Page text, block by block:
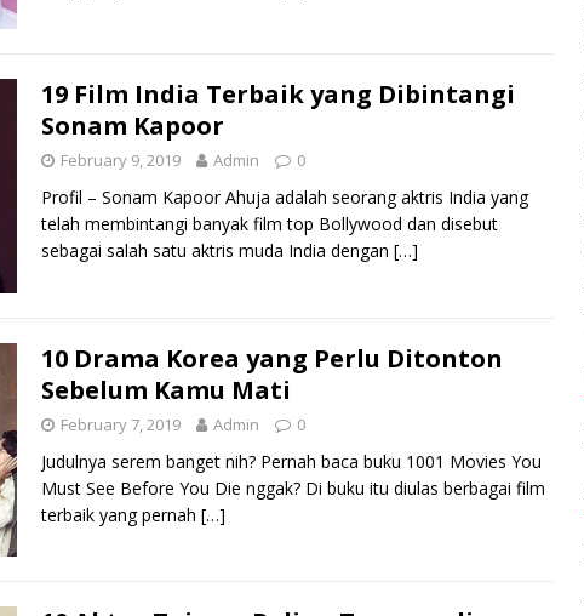
19 Film India Terbaik yang Dibintangi
Sonam Kapoor
February 9, 2019 Admin 0
Profil – Sonam Kapoor Ahuja adalah seorang aktris India yang
telah membintangi banyak film top Bollywood dan disebut
sebagai salah satu aktris muda India dengan […]
10 Drama Korea yang Perlu Ditonton
Sebelum Kamu Mati
February 7, 2019 Admin 0
Judulnya serem banget nih? Pernah baca buku 1001 Movies You
Must See Before You Die nggak? Di buku itu diulas berbagai film
terbaik yang pernah […]